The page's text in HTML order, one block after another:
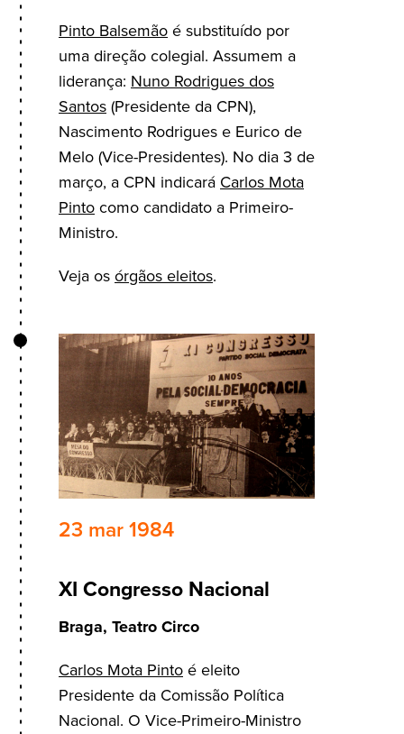
Pinto Balsemão é substituído por
uma direção colegial. Assumem a
liderança: Nuno Rodrigues dos
Santos (Presidente da CPN),
Nascimento Rodrigues e Eurico de
Melo (Vice-Presidentes). No dia 3 de
março, a CPN indicará Carlos Mota
Pinto como candidato a Primeiro-
Ministro.
Veja os órgãos eleitos.
23 mar 1984
XI Congresso Nacional
Braga, Teatro Circo
Carlos Mota Pinto é eleito
Presidente da Comissão Política
Nacional. O Vice-Primeiro-Ministro